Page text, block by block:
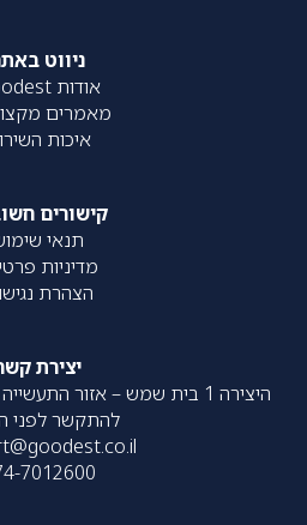
ניווט
אודות Goodest
מאמרים
איכות
קישורים
תנאי
מדיניות
הצהרת
יצירת
היצירה 1 בית שמש – אזור
להתקשר לפני
7012600